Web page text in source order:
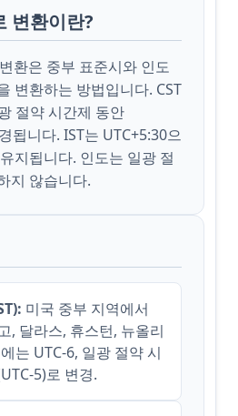
변환이란?
환은 중부 표준시와 인도
변환하는 방법입니다. CST
절약 시간제 동안
됩니다. IST는 UTC+5:30으
지됩니다. 인도는 일광 절
지 않습니다.
미국 중부 지역에서
, 달라스, 휴스턴, 뉴올리
는 UTC-6, 일광 절약 시
5)로 변경.